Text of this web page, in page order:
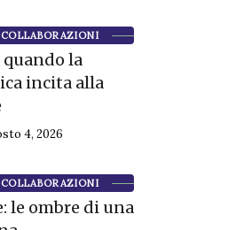
COLLABORAZIONI
quando la
incita alla
4, 2026
COLLABORAZIONI
le ombre di una